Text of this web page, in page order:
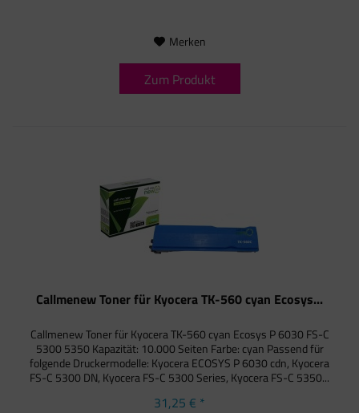
Merken
Zum Produkt
Callmenew Toner für Kyocera TK-560 cyan Ecosys...
Callmenew Toner für Kyocera TK-560 cyan Ecosys P 6030 FS-C
5300 5350 Kapazität: 10.000 Seiten Farbe: cyan Passend für
folgende Druckermodelle: Kyocera ECOSYS P 6030 cdn, Kyocera
FS-C 5300 DN, Kyocera FS-C 5300 Series, Kyocera FS-C 5350...
31,25 € *